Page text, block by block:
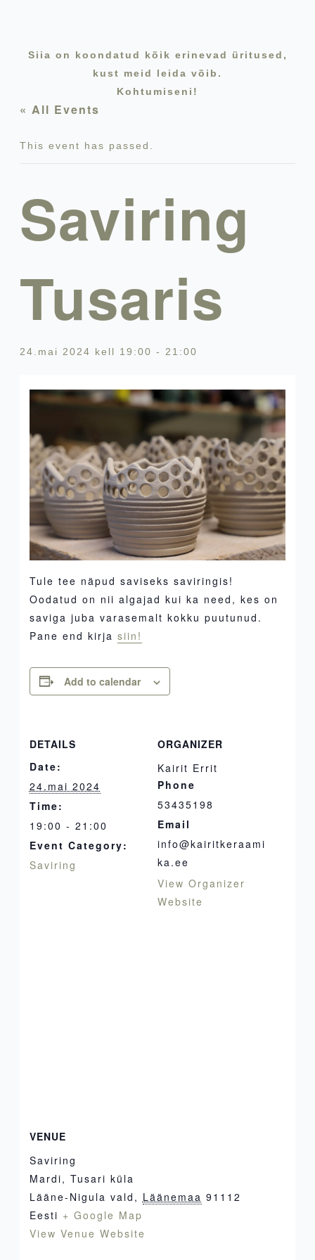
Siia on koondatud kõik erinevad üritused,
kust meid leida võib.
Kohtumiseni!
« All Events
This event has passed.
Saviring
Tusaris
24.mai 2024 kell 19:00 - 21:00
Tule tee näpud saviseks saviringis!
Oodatud on nii algajad kui ka need, kes on
saviga juba varasemalt kokku puutunud.
Pane end kirja siin!
Add to calendar
DETAILS
Date:
24.mai 2024
Time:
19:00 - 21:00
Event Category:
Saviring
ORGANIZER
Kairit Errit
Phone
53435198
Email
info@kairitkeraami
ka.ee
View Organizer
Website
VENUE
Saviring
Mardi, Tusari küla
Lääne-Nigula vald , Läänemaa 91112
Eesti + Google Map
View Venue Website